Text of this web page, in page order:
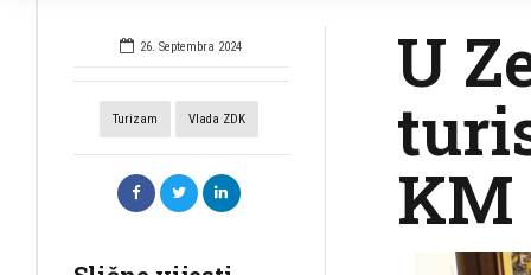
26. Septembra 2024
Turizam Vlada ZDK
U
KM